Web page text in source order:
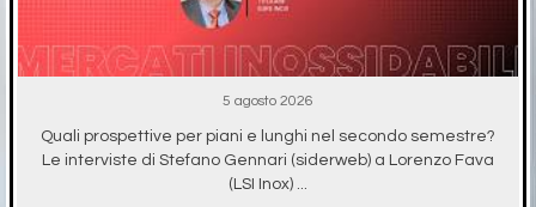
5 agosto 2026
Quali prospettive per piani e lunghi nel secondo semestre?
Le interviste di Stefano Gennari (siderweb) a Lorenzo Fava
(LSI Inox) ...